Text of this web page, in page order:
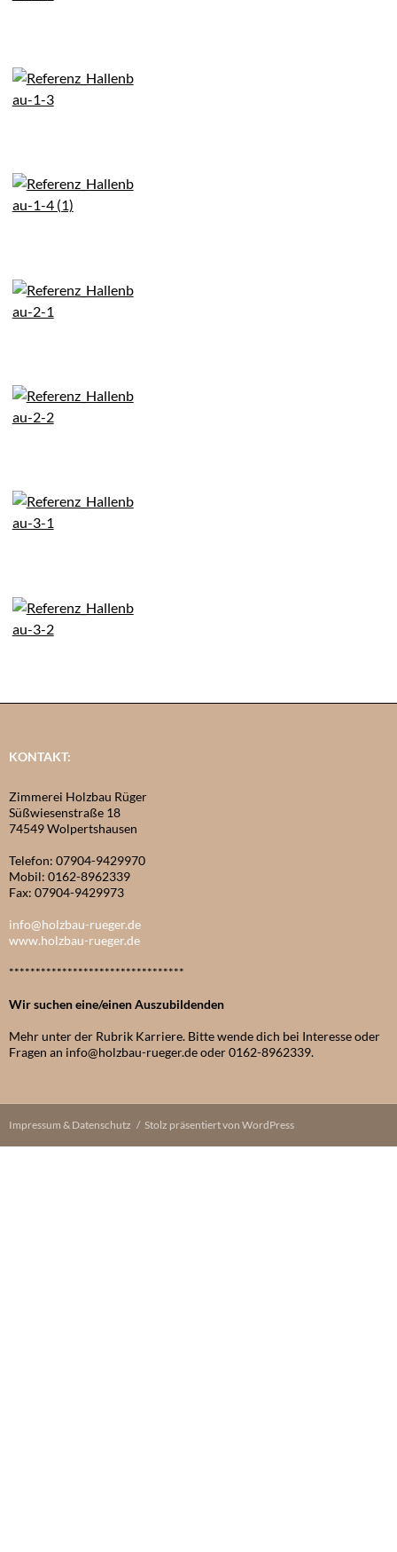
KONTAKT:
Zimmerei Holzbau Rüger
Süßwiesenstraße 18
74549 Wolpertshausen
Telefon: 07904-9429970
Mobil: 0162-8962339
Fax: 07904-9429973
info@holzbau-rueger.de
www.holzbau-rueger.de
*********************************
Wir suchen eine/einen Auszubildenden
Mehr unter der Rubrik Karriere. Bitte wende dich bei Interesse oder
Fragen an info@holzbau-rueger.de oder 0162-8962339.
Impressum & Datenschutz Stolz präsentiert von WordPress